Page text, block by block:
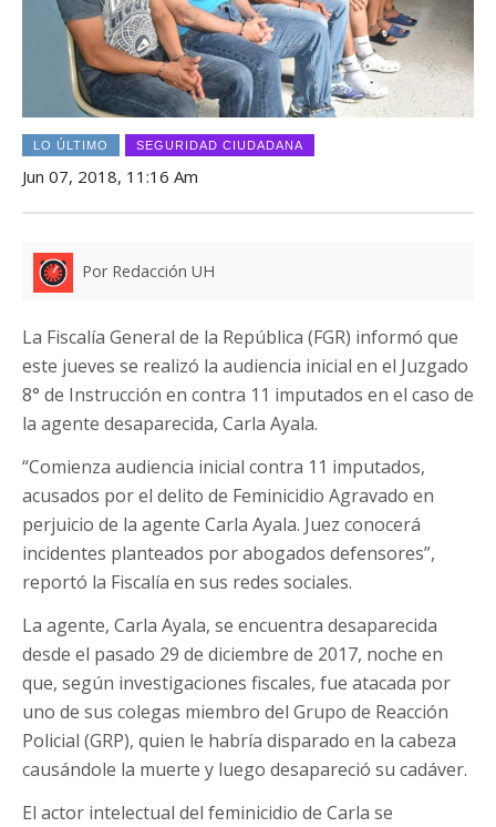
LO ÚLTIMO SEGURIDAD CIUDADANA
Jun 07, 2018, 11:16 Am
Por Redacción UH
La Fiscalía General de la República (FGR) informó que
este jueves se realizó la audiencia inicial en el Juzgado
8° de Instrucción en contra 11 imputados en el caso de
la agente desaparecida, Carla Ayala.
“Comienza audiencia inicial contra 11 imputados,
acusados por el delito de Feminicidio Agravado en
perjuicio de la agente Carla Ayala. Juez conocerá
incidentes planteados por abogados defensores”,
reportó la Fiscalía en sus redes sociales.
La agente, Carla Ayala, se encuentra desaparecida
desde el pasado 29 de diciembre de 2017, noche en
que, según investigaciones fiscales, fue atacada por
uno de sus colegas miembro del Grupo de Reacción
Policial (GRP), quien le habría disparado en la cabeza
causándole la muerte y luego desapareció su cadáver.
El actor intelectual del feminicidio de Carla se